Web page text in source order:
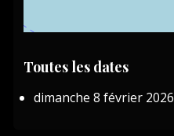
Toutes les dates
dimanche 8 février 2026